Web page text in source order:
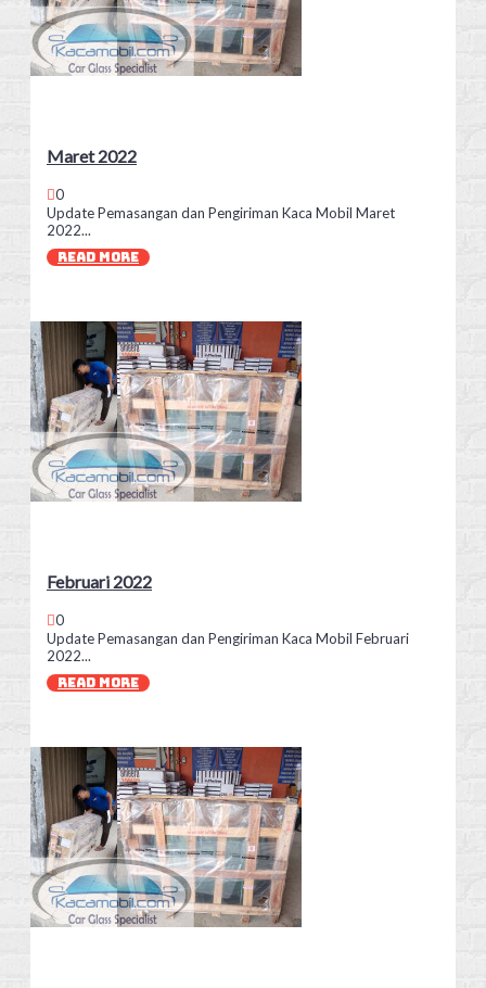
Maret 2022
0
Update Pemasangan dan Pengiriman Kaca Mobil Maret
2022...
READ MORE
Februari 2022
0
Update Pemasangan dan Pengiriman Kaca Mobil Februari
2022...
READ MORE